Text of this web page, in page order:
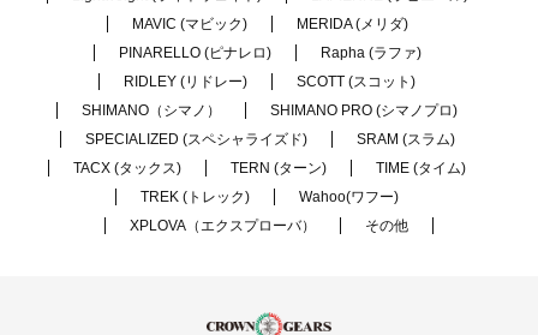
MAVIC (マビック)
MERIDA (メリダ)
PINARELLO (ピナレロ)
Rapha (ラファ)
RIDLEY (リドレー)
SCOTT (スコット)
SHIMANO（シマノ）
SHIMANO PRO (シマノプロ)
SPECIALIZED (スペシャライズド)
SRAM (スラム)
TACX (タックス)
TERN (ターン)
TIME (タイム)
TREK (トレック)
Wahoo(ワフー)
XPLOVA（エクスプローバ）
その他